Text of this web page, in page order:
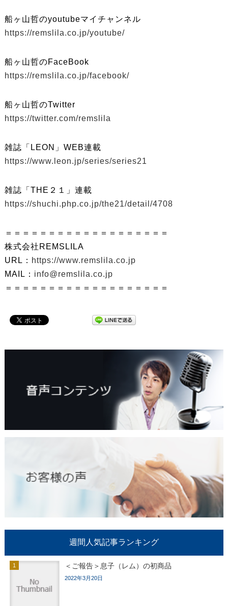
船ヶ山哲のyoutubeマイチャンネル
https://remslila.co.jp/youtube/
船ヶ山哲のFaceBook
https://remslila.co.jp/facebook/
船ヶ山哲のTwitter
https://twitter.com/remslila
雑誌「LEON」WEB連載
https://www.leon.jp/series/series21
雑誌「THE２１」連載
https://shuchi.php.co.jp/the21/detail/4708
＝＝＝＝＝＝＝＝＝＝＝＝＝＝＝＝＝＝＝
株式会社REMSLILA
URL： https://www.remslila.co.jp
MAIL： info@remslila.co.jp
＝＝＝＝＝＝＝＝＝＝＝＝＝＝＝＝＝＝＝
週間人気記事ランキング
＜ご報告＞息子（レム）の初商品
2022年3月20日